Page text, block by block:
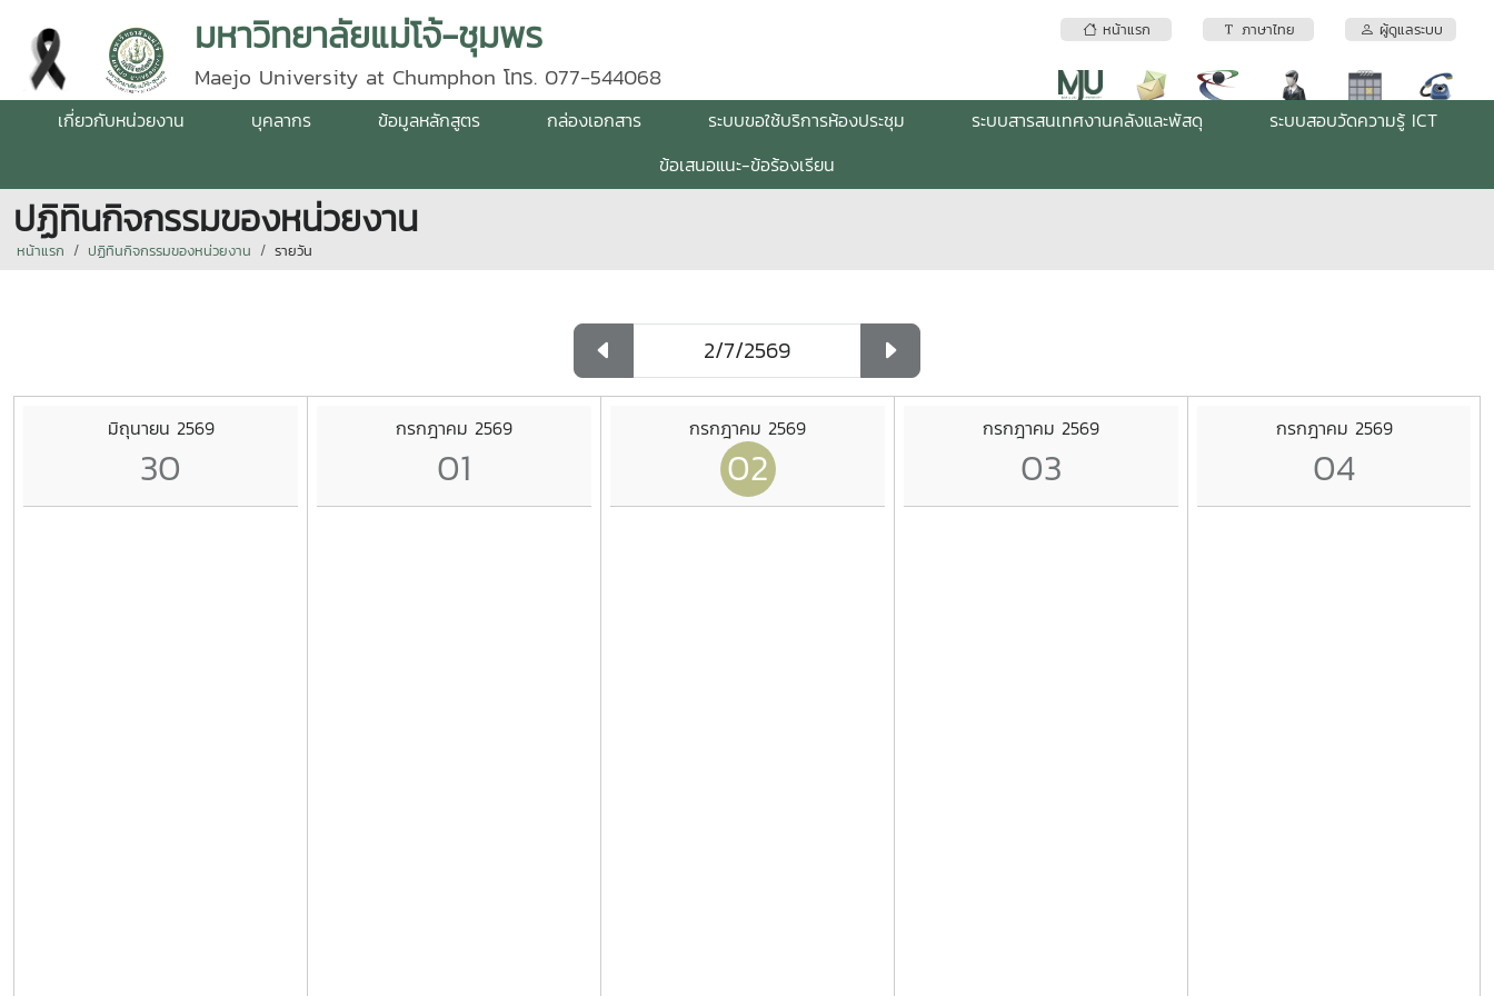
หน้าแรก ภาษาไทย ผู้ดูแลระบบ
มหาวิทยาลัยแม่โจ้-ชุมพร
Maejo University at Chumphon โทร. 077-544068
เกี่ยวกับหน่วยงาน บุคลากร ข้อมูลหลักสูตร กล่องเอกสาร ระบบขอใช้บริการห้องประชุม ระบบสารสนเทศงานคลังและพัสดุ
ระบบสอบวัดความรู้ ICT
ข้อเสนอแนะ-ข้อร้องเรียน
ปฏิทินกิจกรรมของหน่วยงาน
หน้าแรก ปฏิทินกิจกรรมของหน่วยงาน รายวัน
มิถุนายน 2569
30
กรกฎาคม 2569
01
กรกฎาคม 2569
02
กรกฎาคม 2569
03
กรกฎาคม 2569
04